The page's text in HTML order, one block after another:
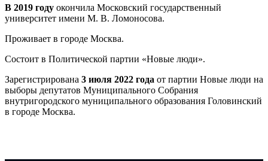
В 2019 году окончила Московский государственный
университет имени М. В. Ломоносова.
Проживает в городе Москва.
Состоит в Политической партии «Новые люди».
Зарегистрирована 3 июля 2022 года от партии Новые люди на
выборы депутатов Муниципального Собрания
внутригородского муниципального образования Головинский
в городе Москва.